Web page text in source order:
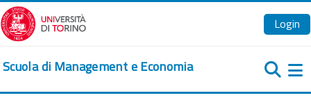
Vai al contenuto principale
Login
Scuola di Management e Economia